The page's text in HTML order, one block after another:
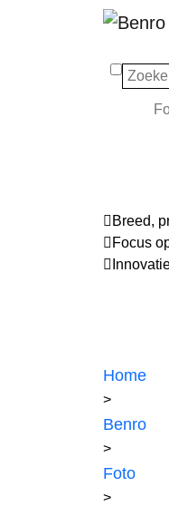
Zoeken
Breed,
Focus
Home
>
Benro
>
Foto
>